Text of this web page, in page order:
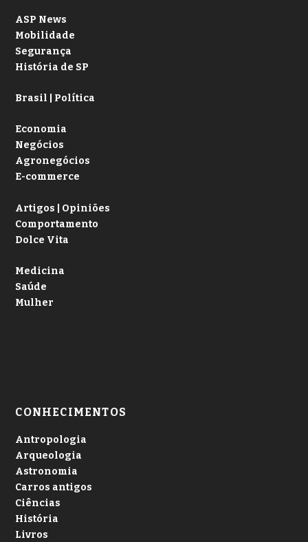
ASP News
Mobilidade
Segurança
História de SP
Brasil | Política
Economia
Negócios
Agronegócios
E-commerce
Artigos | Opiniões
Comportamento
Dolce Vita
Medicina
Saúde
Mulher
CONHECIMENTOS
Antropologia
Arqueologia
Astronomia
Carros antigos
Ciências
História
Livros